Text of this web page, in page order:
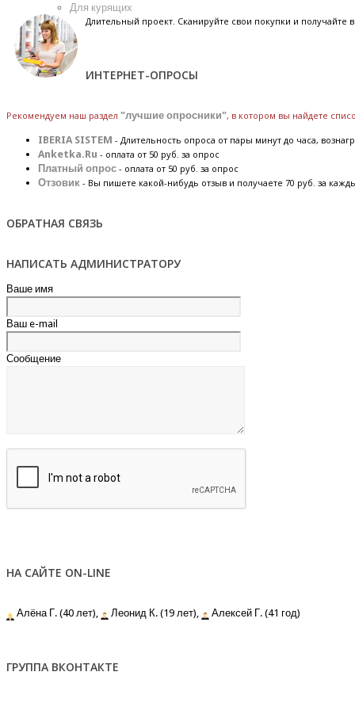
Для курящих
Длительный проект. Сканируйте свои покупки и
ИНТЕРНЕТ-ОПРОСЫ
Рекомендуем наш раздел "лучшие опросники", в котором вы найдете
IBERIA SISTEM - Длительность опроса от пары минут до часа,
Anketka.Ru - оплата от 50 руб. за опрос
Платный опрос - оплата от 50 руб. за опрос
Отзовик - Вы пишете какой-нибудь отзыв и получаете 70 руб. за
ОБРАТНАЯ СВЯЗЬ
НАПИСАТЬ АДМИНИСТРАТОРУ
Ваше имя
Ваш e-mail
Сообщение
НА САЙТЕ ON-LINE
Алёна Г. (40 лет), Леонид К. (19 лет),
Алексей Г. (41 год)
ГРУППА ВКОНТАКТЕ